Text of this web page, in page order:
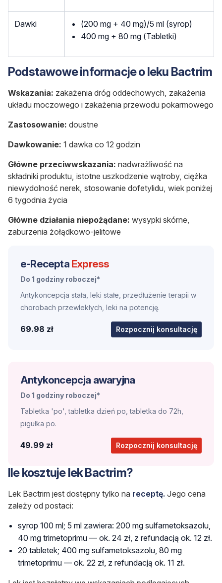
Dawki
(200 mg + 40 mg)/5 ml (syrop)
400 mg + 80 mg (Tabletki)
Podstawowe informacje o leku Bactrim
Wskazania: zakażenia dróg oddechowych, zakażenia
układu moczowego i zakażenia przewodu pokarmowego
Zastosowanie: doustne
Dawkowanie: 1 dawka co 12 godzin
Główne przeciwwskazania: nadwrażliwość na
składniki produktu, istotne uszkodzenie wątroby, ciężka
niewydolność nerek, stosowanie dofetylidu, wiek poniżej
6 tygodnia życia
Główne działania niepożądane: wysypki skórne,
zaburzenia żołądkowo-jelitowe
e-Recepta Express
Do 1 godziny roboczej*
Antykoncepcja stała, leki stałe, przedłużenie terapii w
chorobach przewlekłych, leki na potencję.
69.98 zł Rozpocznij konsultację
Antykoncepcja awaryjna
Do 1 godziny roboczej*
Tabletka 'po', tabletka dzień po, tabletka do 72h,
pigułka po.
49.99 zł Rozpocznij konsultację
Ile kosztuje lek Bactrim?
Lek Bactrim jest dostępny tylko na receptę. Jego cena
zależy od postaci:
syrop 100 ml; 5 ml zawiera: 200 mg sulfametoksazolu,
40 mg trimetoprimu — ok. 24 zł, z refundacją ok. 12 zł.
20 tabletek; 400 mg sulfametoksazolu, 80 mg
trimetoprimu — ok. 22 zł, z refundacją ok. 11 zł.